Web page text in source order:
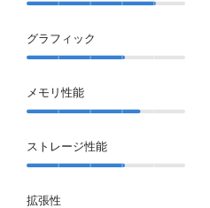
グラフィック
メモリ性能
ストレージ性能
拡張性